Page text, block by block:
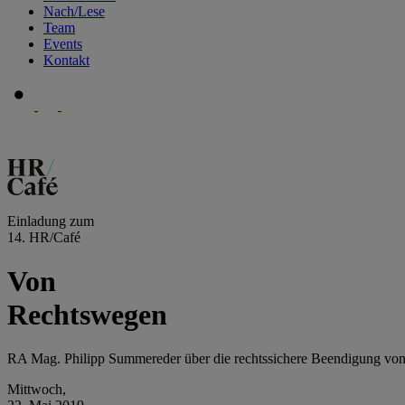
Nach/Lese
Team
Events
Kontakt
Einladung zum
14. HR/Café
Von
Rechtswegen
RA Mag. Philipp Summereder über die rechtssichere Beendigung
Mittwoch,